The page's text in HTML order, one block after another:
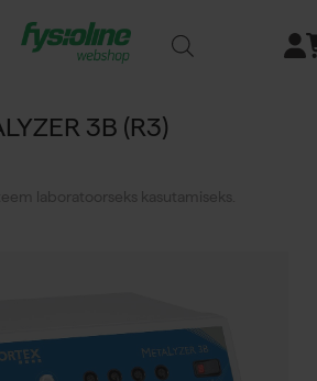
3B (R3)
laboratoorseks kasutamiseks.